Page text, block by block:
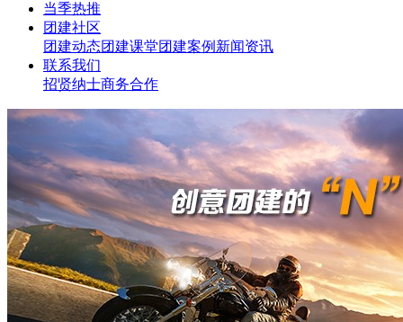
当季热推
团建社区
团建动态团建课堂团建案例 新闻资讯
联系我们
招贤纳士商务合作